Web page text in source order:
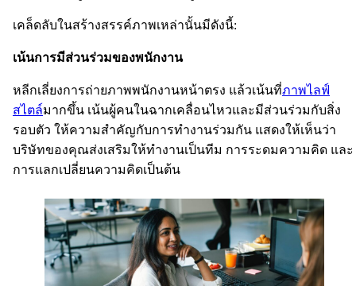
เคล็ดลับในสร้างสรรค์ภาพเหล่านั้นมีดังนี้:
เน้นการมีส่วนร่วมของพนักงาน
หลีกเลี่ยงการถ่ายภาพพนักงานหน้าตรง แล้วเน้นที่ภาพไลฟ์
สไตล์มากขึ้น เน้นผู้คนในฉากเคลื่อนไหวและมีส่วนร่วมกับสิ่ง
รอบตัว ให้ความสำคัญกับการทำงานร่วมกัน แสดงให้เห็นว่า
บริษัทของคุณส่งเสริมให้ทำงานเป็นทีม การระดมความคิด และ
การแลกเปลี่ยนความคิดเป็นต้น